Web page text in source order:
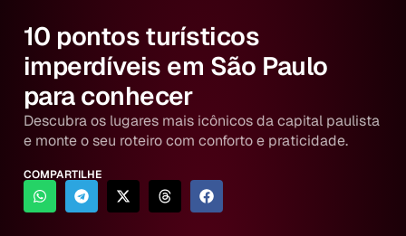
10 pontos turísticos
imperdíveis em São Paulo
para conhecer
Descubra os lugares mais icônicos da capital paulista
e monte o seu roteiro com conforto e praticidade.
COMPARTILHE